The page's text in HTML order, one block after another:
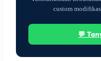
custom
💬